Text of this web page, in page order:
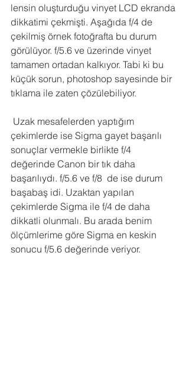
lensin oluşturduğu vinyet LCD ekranda
dikkatimi çekmişti. Aşağıda f/4 de
çekilmiş örnek fotoğrafta bu durum
görülüyor. f/5.6 ve üzerinde vinyet
tamamen ortadan kalkıyor. Tabi ki bu
küçük sorun, photoshop sayesinde bir
tıklama ile zaten çözülebiliyor.
çekimlerde ise Sigma gayet başarılı
sonuçlar vermekle birlikte f/4
değerinde Canon bir tık daha
başarılıydı. f/5.6 ve f/8  de ise durum
başabaş idi. Uzaktan yapılan
çekimlerde Sigma ile f/4 de daha
dikkatli olunmalı. Bu arada benim
ölçümlerime göre Sigma en keskin
sonucu f/5.6 değerinde veriyor.